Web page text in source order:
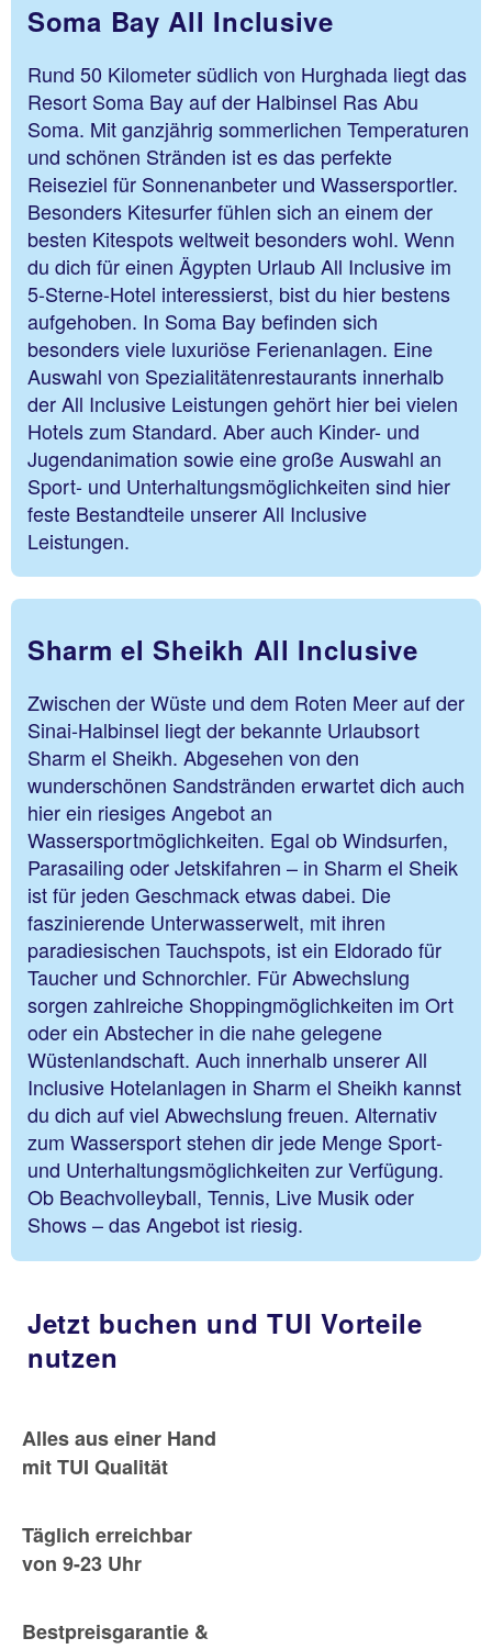
Soma Bay All Inclusive
Rund 50 Kilometer südlich von Hurghada liegt das
Resort Soma Bay auf der Halbinsel Ras Abu
Soma. Mit ganzjährig sommerlichen Temperaturen
und schönen Stränden ist es das perfekte
Reiseziel für Sonnenanbeter und Wassersportler.
Besonders Kitesurfer fühlen sich an einem der
besten Kitespots weltweit besonders wohl. Wenn
du dich für einen Ägypten Urlaub All Inclusive im
5-Sterne-Hotel interessierst, bist du hier bestens
aufgehoben. In Soma Bay befinden sich
besonders viele luxuriöse Ferienanlagen. Eine
Auswahl von Spezialitätenrestaurants innerhalb
der All Inclusive Leistungen gehört hier bei vielen
Hotels zum Standard. Aber auch Kinder- und
Jugendanimation sowie eine große Auswahl an
Sport- und Unterhaltungsmöglichkeiten sind hier
feste Bestandteile unserer All Inclusive
Leistungen.
Sharm el Sheikh All Inclusive
Zwischen der Wüste und dem Roten Meer auf der
Sinai-Halbinsel liegt der bekannte Urlaubsort
Sharm el Sheikh. Abgesehen von den
wunderschönen Sandstränden erwartet dich auch
hier ein riesiges Angebot an
Wassersportmöglichkeiten. Egal ob Windsurfen,
Parasailing oder Jetskifahren – in Sharm el Sheik
ist für jeden Geschmack etwas dabei. Die
faszinierende Unterwasserwelt, mit ihren
paradiesischen Tauchspots, ist ein Eldorado für
Taucher und Schnorchler. Für Abwechslung
sorgen zahlreiche Shoppingmöglichkeiten im Ort
oder ein Abstecher in die nahe gelegene
Wüstenlandschaft. Auch innerhalb unserer All
Inclusive Hotelanlagen in Sharm el Sheikh kannst
du dich auf viel Abwechslung freuen. Alternativ
zum Wassersport stehen dir jede Menge Sport-
und Unterhaltungsmöglichkeiten zur Verfügung.
Ob Beachvolleyball, Tennis, Live Musik oder
Shows – das Angebot ist riesig.
Jetzt buchen und TUI Vorteile
nutzen
Alles aus einer Hand
mit TUI Qualität
Täglich erreichbar
von 9-23 Uhr
Bestpreisgarantie &